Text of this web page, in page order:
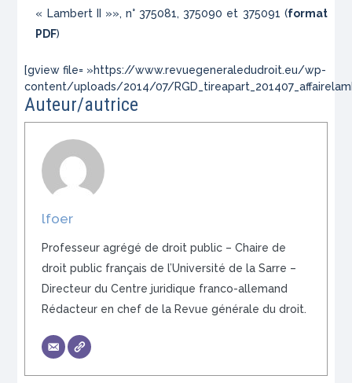
« Lambert II »», n° 375081, 375090 et 375091 (format
PDF)
[gview file= »https://www.revuegeneraledudroit.eu/wp-
content/uploads/2014/07/
Auteur/autrice
lfoer
Professeur agrégé de droit public – Chaire de
droit public français de l’Université de la Sarre –
Directeur du Centre juridique franco-allemand
Rédacteur en chef de la Revue générale du droit.